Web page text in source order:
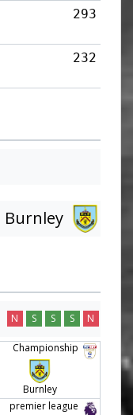
293
232
Burnley
N S S S N
Championship
Burnley
premier league